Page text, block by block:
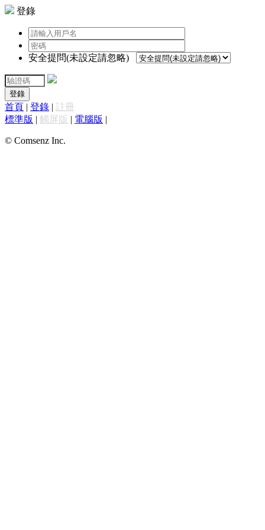
登錄
安全提問(未設定請忽略)
登錄
首頁 | 登錄 | 註冊
標準版 | 觸屏版 | 電腦版 |
© Comsenz Inc.